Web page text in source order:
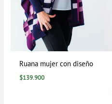
Ruana mujer con diseño
$139.900